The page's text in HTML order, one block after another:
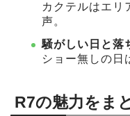
カクテルはエリ
声。
騒がしい日と落
ショー無しの日
R7の魅力をま